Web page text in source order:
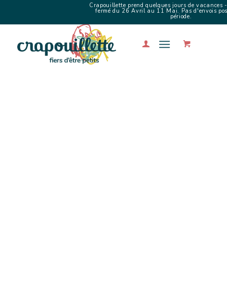
Crapouillette prend quelques jours de vacances
fermé du 26 Avril au 11 Mai. Pas d'envois
période.